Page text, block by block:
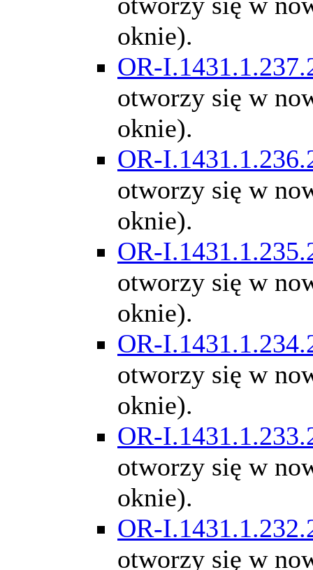
oknie).
OR-
otworzy się w
oknie).
OR-
otworzy się w
oknie).
OR-
otworzy się w
oknie).
OR-
otworzy się w
oknie).
OR-
otworzy się w
oknie).
OR-
otworzy się w